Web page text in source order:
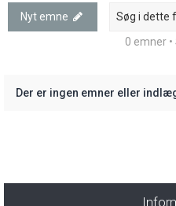
Nyt emne
0 emner •
Der er ingen emner eller